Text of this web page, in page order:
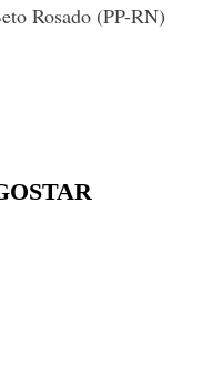
Rosado (PP-RN)